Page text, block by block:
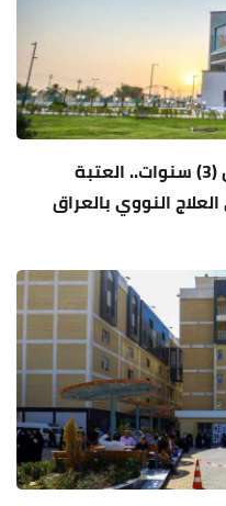
بـ(530) جرعة من اللوتيشيوم خلال (3) سنوات.. العتبة
النووي بالعراق